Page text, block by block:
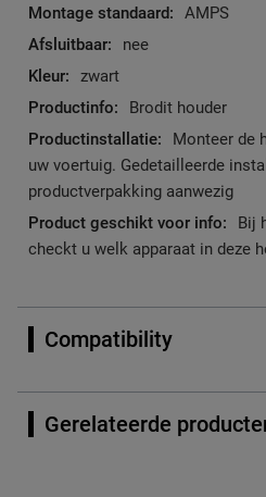
AMPS
nee
zwart
Brodit houder
Monteer de
uw voertuig. Gedetailleerde
productverpakking aanwezig
Bij
checkt u welk apparaat in deze
Compatibility
Gerelateerde